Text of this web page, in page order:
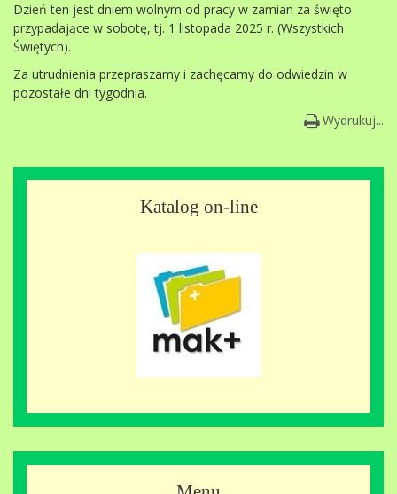
Dzień ten jest dniem wolnym od pracy w zamian za święto
przypadające w sobotę, tj. 1 listopada 2025 r. (Wszystkich
Świętych).
Za utrudnienia przepraszamy i zachęcamy do odwiedzin w
pozostałe dni tygodnia.
Wydrukuj...
Katalog on-line